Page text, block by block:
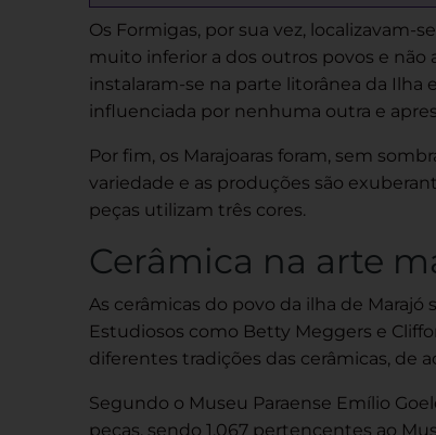
Os Formigas, por sua vez, localizavam-
muito inferior a dos outros povos e não
instalaram-se na parte litorânea da Ilha
influenciada por nenhuma outra e
Por fim, os Marajoaras foram, sem
variedade e as produções são
peças utilizam três cores.
Cerâmica na arte
As cerâmicas do povo da ilha de Marajó
Estudiosos como Betty Meggers e
diferentes tradições das cerâmicas, de
Segundo o Museu Paraense Emílio
peças, sendo 1.067 pertencentes ao